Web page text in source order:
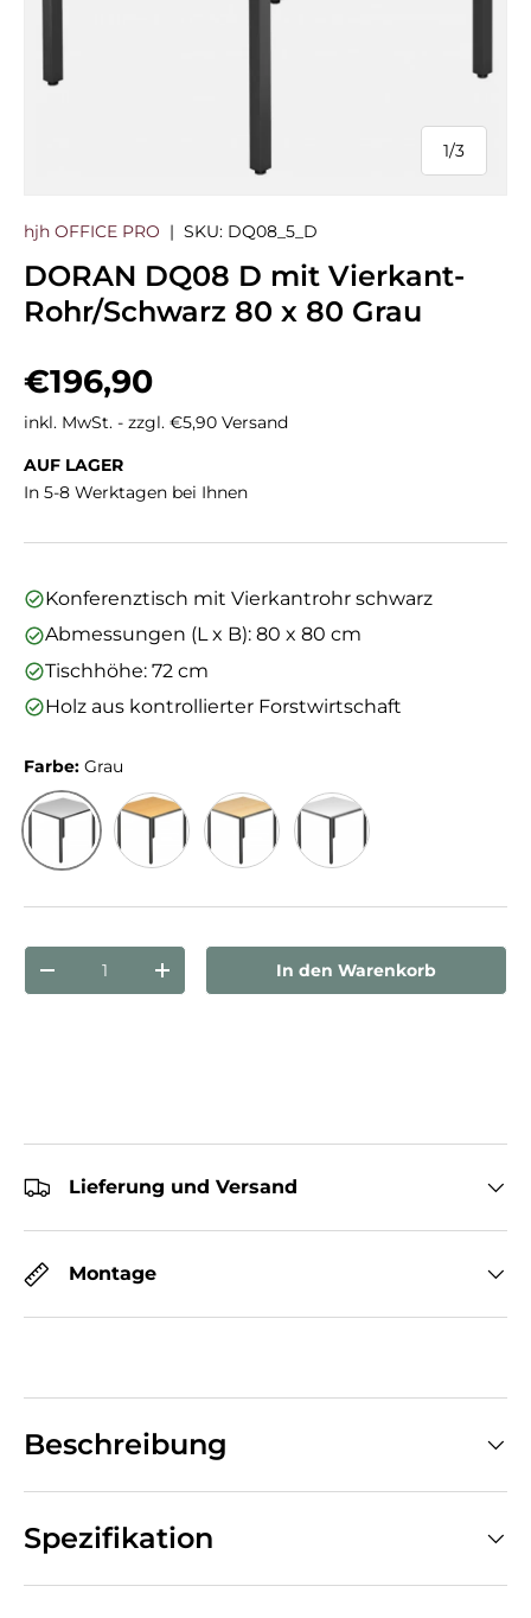
1/
von
3
hjh OFFICE PRO | SKU: DQ08_5_D
DORAN DQ08 D mit Vierkant-
Rohr/Schwarz 80 x 80 Grau
Normaler Preis
€196,90
inkl. MwSt. - zzgl. €5,90 Versand
AUF LAGER
In 5-8 Werktagen bei Ihnen
Konferenztisch mit Vierkantrohr schwarz
Abmessungen (L x B): 80 x 80 cm
Tischhöhe: 72 cm
Holz aus kontrollierter Forstwirtschaft
Farbe: Grau
Grau
Anzahl
Menge verringernMenge erhöhenIn den Warenkorb
Lieferung und Versand
Montage
Beschreibung
Spezifikation